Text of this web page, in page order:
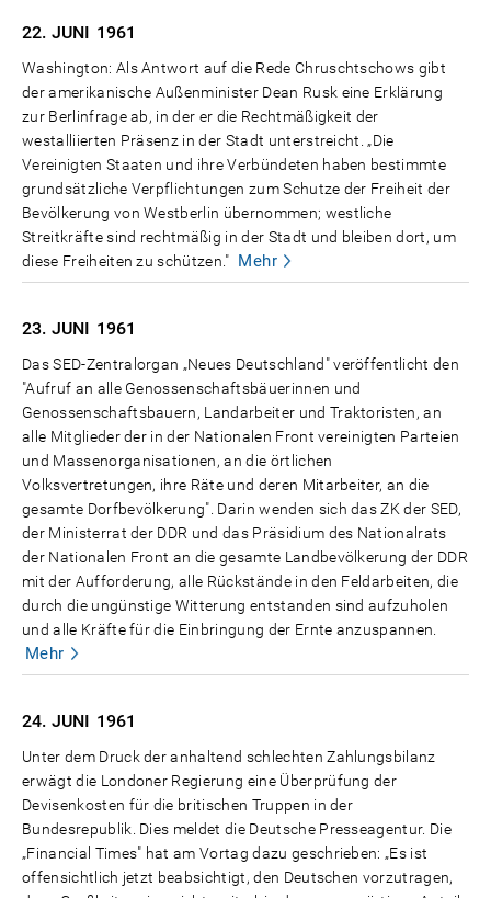
22. JUNI 1961
Washington: Als Antwort auf die Rede Chruschtschows gibt
der amerikanische Außenminister Dean Rusk eine Erklärung
zur Berlinfrage ab, in der er die Rechtmäßigkeit der
westalliierten Präsenz in der Stadt unterstreicht. „Die
Vereinigten Staaten und ihre Verbündeten haben bestimmte
grundsätzliche Verpflichtungen zum Schutze der Freiheit der
Bevölkerung von Westberlin übernommen; westliche
Streitkräfte sind rechtmäßig in der Stadt und bleiben dort, um
diese Freiheiten zu schützen." Mehr
23. JUNI 1961
Das SED-Zentralorgan „Neues Deutschland" veröffentlicht den
"Aufruf an alle Genossenschaftsbäuerinnen und
Genossenschaftsbauern, Landarbeiter und Traktoristen, an
alle Mitglieder der in der Nationalen Front vereinigten Parteien
und Massenorganisationen, an die örtlichen
Volksvertretungen, ihre Räte und deren Mitarbeiter, an die
gesamte Dorfbevölkerung". Darin wenden sich das ZK der SED,
der Ministerrat der DDR und das Präsidium des Nationalrats
der Nationalen Front an die gesamte Landbevölkerung der DDR
mit der Aufforderung, alle Rückstände in den Feldarbeiten, die
durch die ungünstige Witterung entstanden sind aufzuholen
und alle Kräfte für die Einbringung der Ernte anzuspannen.
Mehr
24. JUNI 1961
Unter dem Druck der anhaltend schlechten Zahlungsbilanz
erwägt die Londoner Regierung eine Überprüfung der
Devisenkosten für die britischen Truppen in der
Bundesrepublik. Dies meldet die Deutsche Presseagentur. Die
„Financial Times" hat am Vortag dazu geschrieben: „Es ist
offensichtlich jetzt beabsichtigt, den Deutschen vorzutragen,